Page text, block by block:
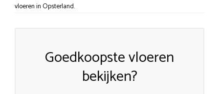
vloeren in Opsterland.
Goedkoopste vloeren
bekijken?